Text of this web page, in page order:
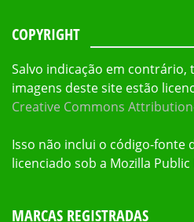
COPYRIGHT
Salvo indicação em contrário,
imagens deste site estão
Creative Commons
Isso não inclui o código-fonte
licenciado sob a Mozilla Public
MARCAS REGISTRADAS